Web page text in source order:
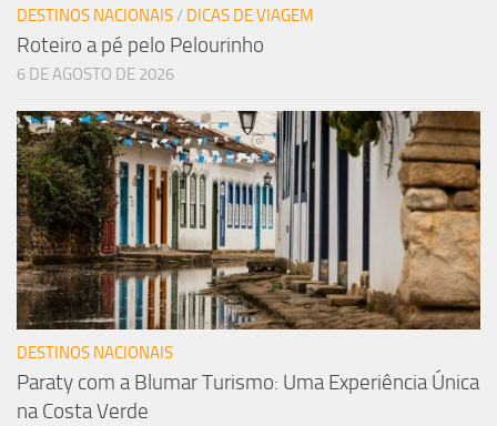
DESTINOS NACIONAIS/ DICAS DE VIAGEM
Roteiro a pé pelo Pelourinho
6 DE AGOSTO DE 2026
DESTINOS NACIONAIS
Paraty com a Blumar Turismo: Uma Experiência Única
na Costa Verde